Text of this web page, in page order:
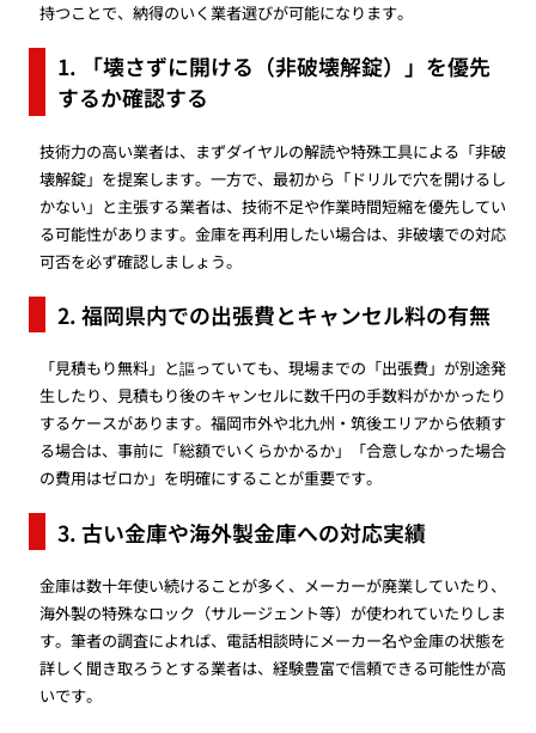
持つことで、納得のいく業者選びが可能になります。
1. 「壊さずに開ける（非破壊解錠）」を優先
するか確認する
技術力の高い業者は、まずダイヤルの解読や特殊工具による「非破
壊解錠」を提案します。一方で、最初から「ドリルで穴を開けるし
かない」と主張する業者は、技術不足や作業時間短縮を優先してい
る可能性があります。金庫を再利用したい場合は、非破壊での対応
可否を必ず確認しましょう。
2. 福岡県内での出張費とキャンセル料の有無
「見積もり無料」と謳っていても、現場までの「出張費」が別途発
生したり、見積もり後のキャンセルに数千円の手数料がかかったり
するケースがあります。福岡市外や北九州・筑後エリアから依頼す
る場合は、事前に「総額でいくらかかるか」「合意しなかった場合
の費用はゼロか」を明確にすることが重要です。
3. 古い金庫や海外製金庫への対応実績
金庫は数十年使い続けることが多く、メーカーが廃業していたり、
海外製の特殊なロック（サルージェント等）が使われていたりしま
す。筆者の調査によれば、電話相談時にメーカー名や金庫の状態を
詳しく聞き取ろうとする業者は、経験豊富で信頼できる可能性が高
いです。